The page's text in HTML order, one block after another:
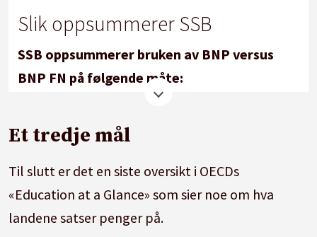
Slik oppsummerer SSB
SSB oppsummerer bruken av BNP versus
BNP FN på følgende måte:
bruker totalt BNP. At OECD har akseptert
bruken av en korrigert omfangsreferanse for
Norge er uvanlig. Denne bruken av BNP FN i
Education at a Glance kan hevdes også å
representere en slags nasjonal inkonsistens i
Et tredje mål
Til slutt er det en siste oversikt i OECDs
«Education at a Glance» som sier noe om hva
landene satser penger på.